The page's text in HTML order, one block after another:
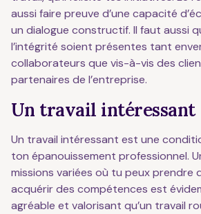
aussi faire preuve d’une capacité
un dialogue constructif. Il faut aussi
l’intégrité soient présentes tant
collaborateurs que vis-à-vis des
partenaires de l’entreprise.
Un travail intéressant
Un travail intéressant est une
ton épanouissement professionnel.
missions variées où tu peux prendre
acquérir des compétences est
agréable et valorisant qu’un travail